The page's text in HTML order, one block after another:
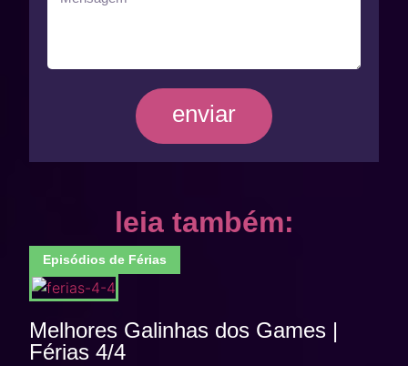
enviar
leia também:
Episódios de Férias
Melhores Galinhas dos Games |
Férias 4/4